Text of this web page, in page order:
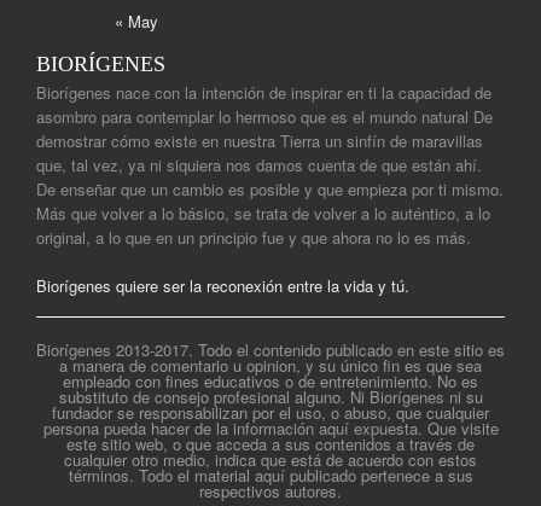
« May
BIORÍGENES
Biorígenes nace con la intención de inspirar en ti la capacidad de
asombro para contemplar lo hermoso que es el mundo natural De
demostrar cómo existe en nuestra Tierra un sinfín de maravillas
que, tal vez, ya ni siquiera nos damos cuenta de que están ahí.
De enseñar que un cambio es posible y que empieza por ti mismo.
Más que volver a lo básico, se trata de volver a lo auténtico, a lo
original, a lo que en un principio fue y que ahora no lo es más.
Biorígenes quiere ser la reconexión entre la vida y tú.
Biorígenes 2013-2017. Todo el contenido publicado en este sitio es
a manera de comentario u opinion, y su único fin es que sea
empleado con fines educativos o de entretenimiento. No es
substituto de consejo profesional alguno. Ni Biorígenes ni su
fundador se responsabilizan por el uso, o abuso, que cualquier
persona pueda hacer de la información aquí expuesta. Que visite
este sitio web, o que acceda a sus contenidos a través de
cualquier otro medio, indica que está de acuerdo con estos
términos. Todo el material aquí publicado pertenece a sus
respectivos autores.